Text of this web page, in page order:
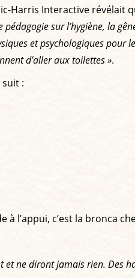
Harris Interactive révélait
sur l’hygiène, la
et psychologiques pour
d’aller aux toilettes ».
:
l’appui, c’est la bronca
ne diront jamais rien. Des